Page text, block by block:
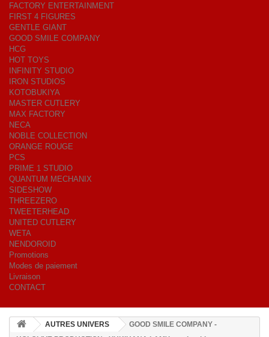
FACTORY ENTERTAINMENT
FIRST 4 FIGURES
GENTLE GIANT
GOOD SMILE COMPANY
HCG
HOT TOYS
INFINITY STUDIO
IRON STUDIOS
KOTOBUKIYA
MASTER CUTLERY
MAX FACTORY
NECA
NOBLE COLLECTION
ORANGE ROUGE
PCS
PRIME 1 STUDIO
QUANTUM MECHANIX
SIDESHOW
THREEZERO
TWEETERHEAD
UNITED CUTLERY
WETA
NENDOROID
Promotions
Modes de paiement
Livraison
CONTACT
AUTRES UNIVERS
GOOD SMILE COMPANY -